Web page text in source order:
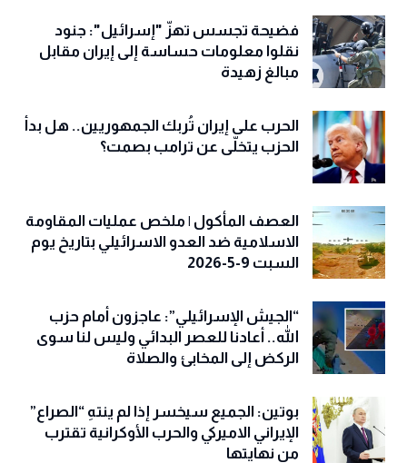
فضيحة تجسس تهزّ "إسرائيل": جنود
نقلوا معلومات حساسة إلى إيران مقابل
مبالغ زهيدة
الحرب على إيران تُربك الجمهوريين.. هل بدأ
الحزب يتخلّى عن ترامب بصمت؟
العصف المأكول | ملخص عمليات المقاومة
الاسلامية ضد العدو الاسرائيلي بتاريخ يوم
السبت 9-5-2026
“الجيش الإسرائيلي”: عاجزون أمام حزب
الله.. أعادنا للعصر البدائي وليس لنا سوى
الركض إلى المخابئ والصلاة
بوتين: الجميع سيخسر إذا لم ينتهِ “الصراع”
الإيراني الاميركي والحرب الأوكرانية تقترب
من نهايتها